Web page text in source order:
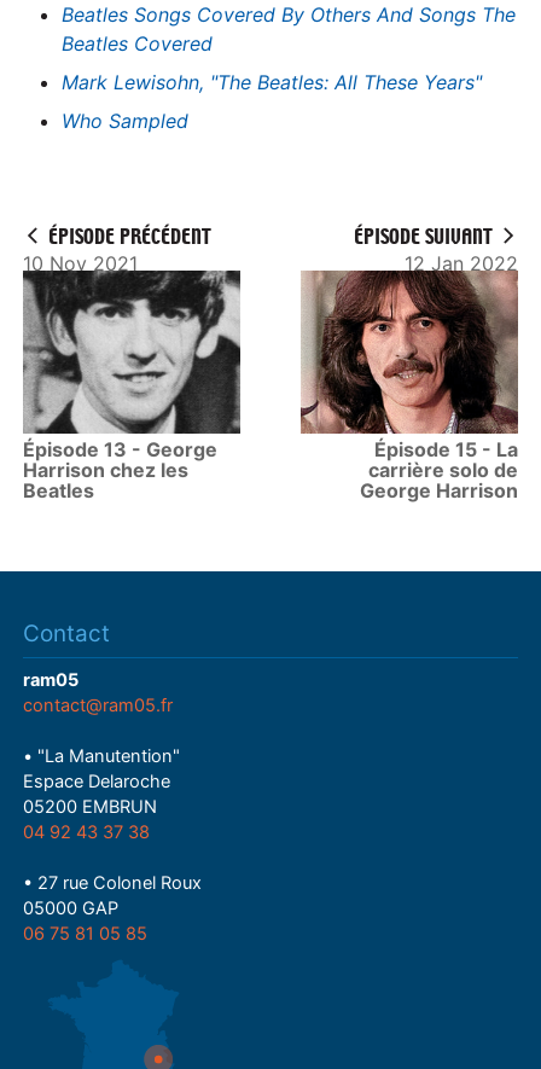
Beatles Songs Covered By Others And Songs The
Beatles Covered
Mark Lewisohn, "The Beatles: All These Years"
Who Sampled
ÉPISODE PRÉCÉDENT
10 Nov 2021
Épisode 13 - George
Harrison chez les
Beatles
ÉPISODE SUIVANT
12 Jan 2022
Épisode 15 - La
carrière solo de
George Harrison
Contact
ram05
contact@ram05.fr
• "La Manutention"
Espace Delaroche
05200 EMBRUN
04 92 43 37 38
• 27 rue Colonel Roux
05000 GAP
06 75 81 05 85